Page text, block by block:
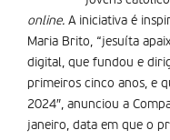
online. A iniciativa é
Maria Brito, “jesuíta
digital, que fundou e
primeiros cinco anos, e
2024″, anunciou a
janeiro, data em que o